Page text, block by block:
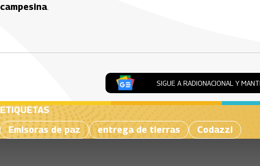
campesina.
SIGUE A RADIONACIONAL Y
ETIQUETAS
Emisoras de paz
entrega de tierras Codazzi